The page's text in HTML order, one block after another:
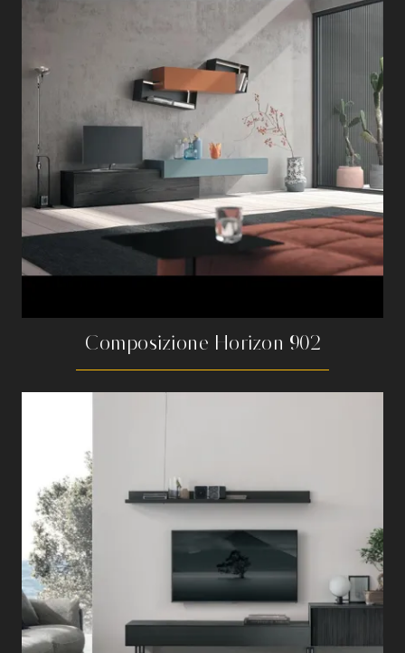
Composizione Horizon 902